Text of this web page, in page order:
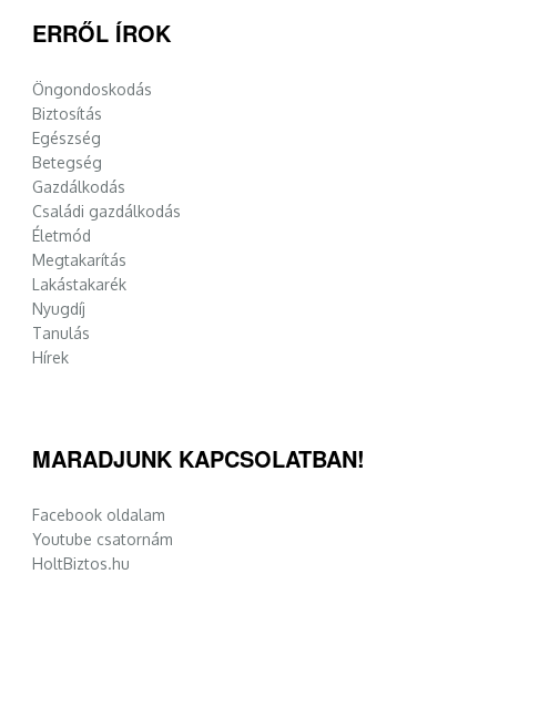
ERRŐL ÍROK
Öngondoskodás
Biztosítás
Egészség
Betegség
Gazdálkodás
Családi gazdálkodás
Életmód
Megtakarítás
Lakástakarék
Nyugdíj
Tanulás
Hírek
MARADJUNK KAPCSOLATBAN!
Facebook oldalam
Youtube csatornám
HoltBiztos.hu